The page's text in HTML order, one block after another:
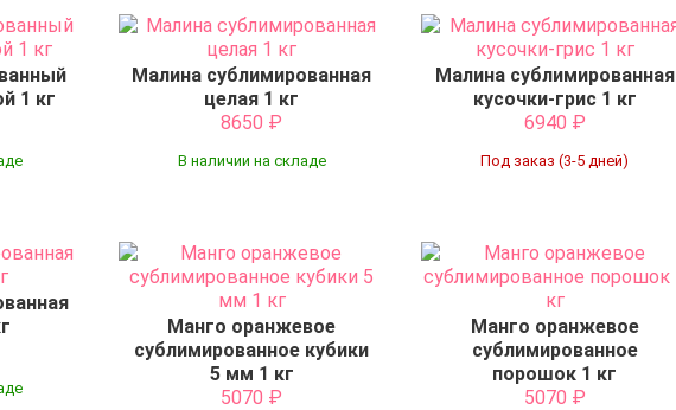
1 кг
Малина сублимированная
целая 1 кг
8650 ₽
В наличии на складе
Малина сублимированная
кусочки-грис 1 кг
6940 ₽
Под заказ (3-5 дней)
Манго оранжевое
сублимированное кубики
5 мм 1 кг
5070 ₽
Манго оранжевое
сублимированное
порошок 1 кг
5070 ₽